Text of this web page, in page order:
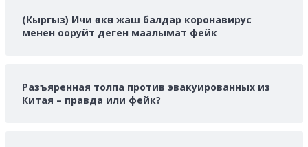
(Кыргыз) Ичи өткөн жаш балдар коронавирус
менен ооруйт деген маалымат фейк
Разъяренная толпа против эвакуированных из
Китая – правда или фейк?